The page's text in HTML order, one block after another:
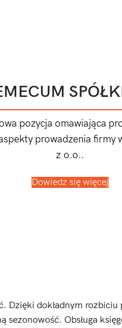
pozycja omawiająca
prowadzenia firmy
z o.o..
Dowiedz się więcej
Dzięki dokładnym rozbiciu
Obsługa